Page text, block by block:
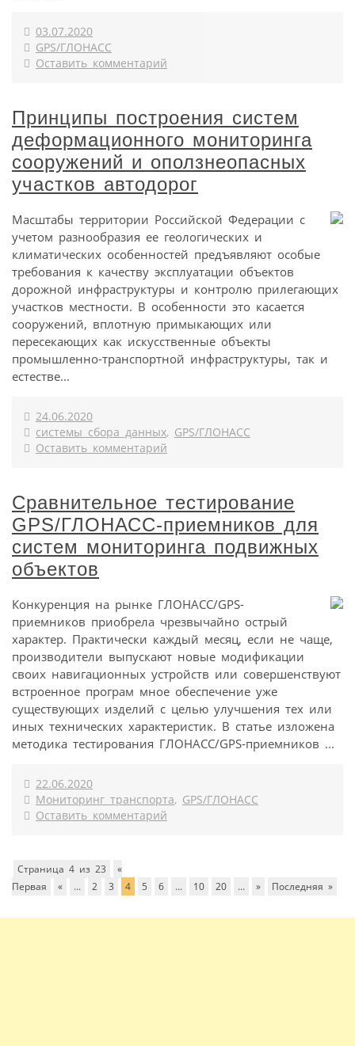
03.07.2020
GPS/ГЛОНАСС
Оставить комментарий
Принципы построения систем
деформационного мониторинга
сооружений и оползнеопасных
участков автодорог
Масштабы территории Российской Федерации с
учетом разнообразия ее геологических и
климатических особенностей предъявляют особые
требования к качеству эксплуатации объектов
дорожной инфраструктуры и контролю прилегающих
участков местности. В особенности это касается
сооружений, вплотную примыкающих или
пересекающих как искусственные объекты
промышленно-транспортной инфраструктуры, так и
естестве...
24.06.2020
системы сбора данных, GPS/ГЛОНАСС
Оставить комментарий
Сравнительное тестирование
GPS/ГЛОНАСС-приемников для
систем мониторинга подвижных
объектов
Конкуренция на рынке ГЛОНАСС/GPS-
приемников приобрела чрезвычайно острый
характер. Практически каждый месяц, если не чаще,
производители выпускают новые модификации
своих навигационных устройств или совершенствуют
встроенное програм мное обеспечение уже
существующих изделий с целью улучшения тех или
иных технических характеристик. В статье изложена
методика тестирования ГЛОНАСС/GPS-приемников ...
22.06.2020
Мониторинг транспорта, GPS/ГЛОНАСС
Оставить комментарий
Страница 4 из 23
«
Первая
« ... 2 3 4 5 6 ... 10 20 ... » Последняя »